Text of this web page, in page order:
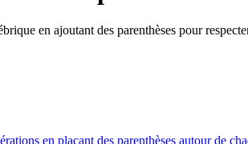
en ajoutant des parenthèses pour
en plaçant des parenthèses autour de